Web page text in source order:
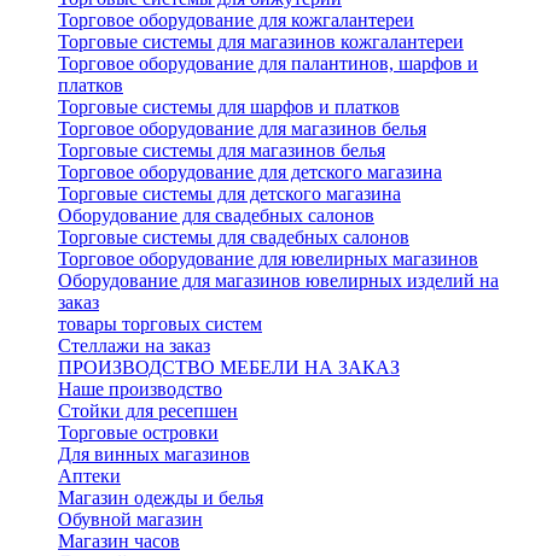
Торговое оборудование для кожгалантереи
Торговые системы для магазинов кожгалантереи
Торговое оборудование для палантинов, шарфов и
платков
Торговые системы для шарфов и платков
Торговое оборудование для магазинов белья
Торговые системы для магазинов белья
Торговое оборудование для детского магазина
Торговые системы для детского магазина
Оборудование для свадебных салонов
Торговые системы для свадебных салонов
Торговое оборудование для ювелирных магазинов
Оборудование для магазинов ювелирных изделий на
заказ
товары торговых систем
Стеллажи на заказ
ПРОИЗВОДСТВО МЕБЕЛИ НА ЗАКАЗ
Наше производство
Стойки для ресепшен
Торговые островки
Для винных магазинов
Аптеки
Магазин одежды и белья
Обувной магазин
Магазин часов